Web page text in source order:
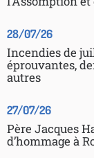
28/07/26
Incendies de
éprouvantes,
autres
27/07/26
Père Jacques
d’hommage à